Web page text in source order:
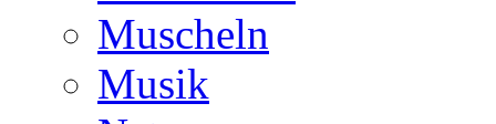
Muscheln
Musik